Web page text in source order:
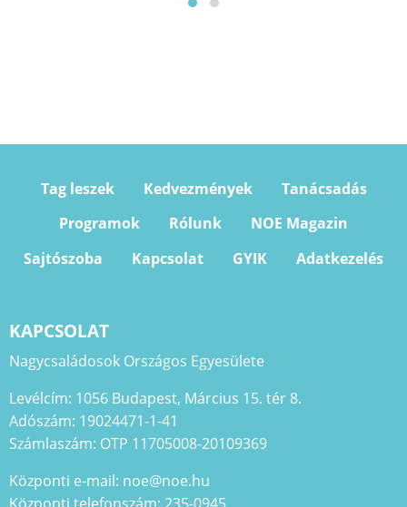
Tag leszek Kedvezmények
Tanácsadás
Programok
Rólunk
NOE Magazin
Sajtószoba
Kapcsolat GYIK Adatkezelés
KAPCSOLAT
Nagycsaládosok Országos Egyesülete
Levélcím: 1056 Budapest, Március 15. tér 8.
Adószám: 19024471-1-41
Számlaszám: OTP 11705008-20109369
Központi e-mail: noe@noe.hu